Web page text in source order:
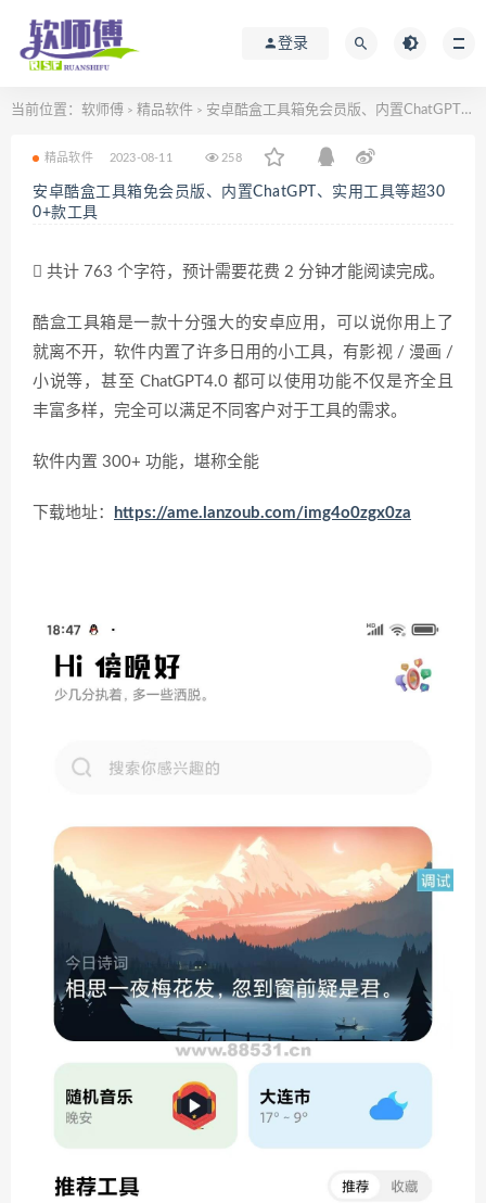
登录
当前位置： 软师傅 > 精品软件 > 安卓酷盒工具箱免会员版、内置ChatGPT、实用工具等超300+款工具
精品软件 2023-08-11 258
安卓酷盒工具箱免会员版、内置ChatGPT、实用工具等超30
0+款工具
共计 763 个字符，预计需要花费 2 分钟才能阅读完成。
酷盒工具箱是一款十分强大的安卓应用，可以说你用上了
就离不开，软件内置了许多日用的小工具，有影视 / 漫画 /
小说等，甚至 ChatGPT4.0 都可以使用功能不仅是齐全且
丰富多样，完全可以满足不同客户对于工具的需求。
软件内置 300+ 功能，堪称全能
下载地址： https://ame.lanzoub.com/img4o0zgx0za